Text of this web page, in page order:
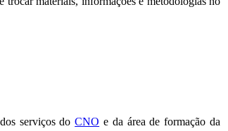
dos serviços doCNO e da área de formação da